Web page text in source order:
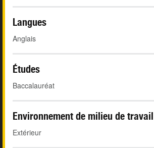
Langues
Anglais
Études
Baccalauréat
Environnement de milieu de travail
Extérieur